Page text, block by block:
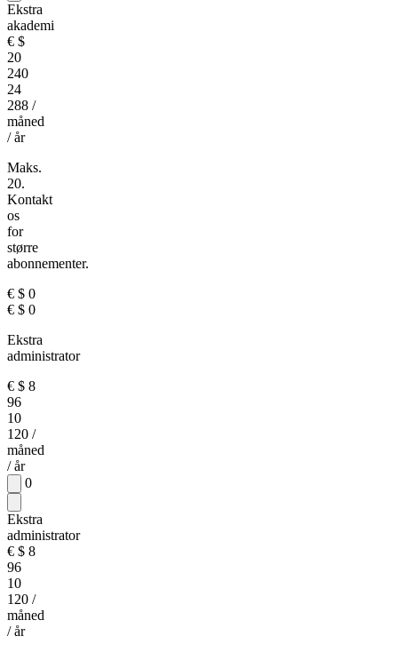
Ekstra
akademi
€ $
20
240
24
288 /
måned
/ år
Maks.
20.
Kontakt
os
for
større
abonnementer.
€ $ 0
€ $ 0
Ekstra
administrator
€ $ 8
96
10
120 /
måned
/ år
0
Ekstra
administrator
€ $ 8
96
10
120 /
måned
/ år